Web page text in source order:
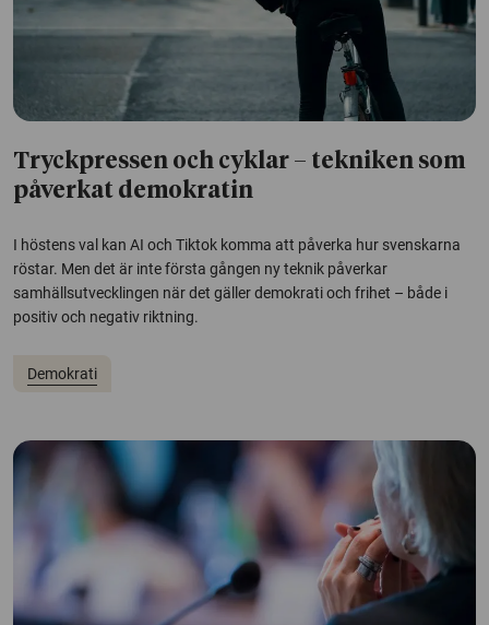
Tryckpressen och cyklar – tekniken som
påverkat demokratin
I höstens val kan AI och Tiktok komma att påverka hur svenskarna
röstar. Men det är inte första gången ny teknik påverkar
samhällsutvecklingen när det gäller demokrati och frihet – både i
positiv och negativ riktning.
Demokrati